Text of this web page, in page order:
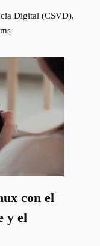
Digital (CSVD),
con el
y el